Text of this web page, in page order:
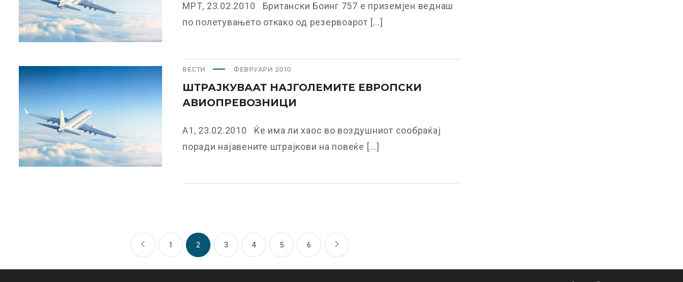
МРТ, 23.02.2010 Британски Боинг 757 е приземјен веднаш
по полетувањето откако од резервоарот [...]
ВЕСТИ ФЕВРУАРИ 2010
ШТРАЈКУВААТ НАЈГОЛЕМИТЕ ЕВРОПСКИ
АВИОПРЕВОЗНИЦИ
А1, 23.02.2010 Ќе има ли хаос во воздушниот сообраќај
поради најавените штрајкови на повеќе [...]
1 2 3 4 5 6